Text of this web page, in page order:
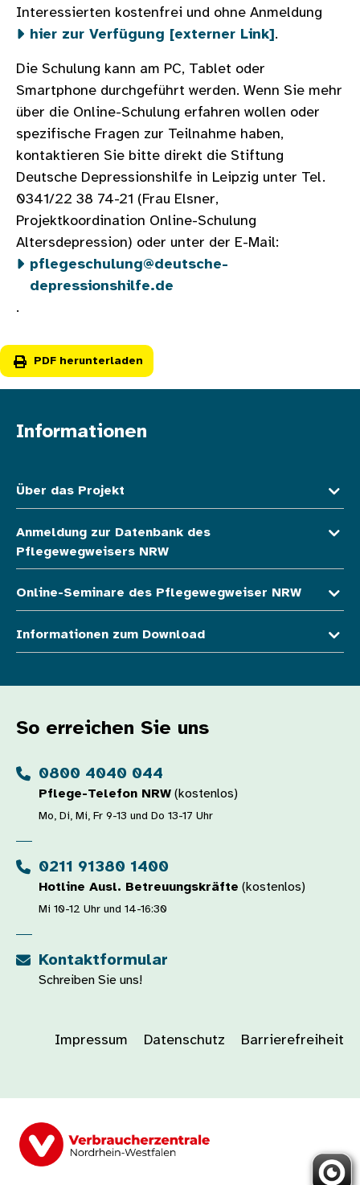
Interessierten kostenfrei und ohne Anmeldung
hier zur Verfügung [externer Link] .
Die Schulung kann am PC, Tablet oder
Smartphone durchgeführt werden. Wenn Sie mehr
über die Online-Schulung erfahren wollen oder
spezifische Fragen zur Teilnahme haben,
kontaktieren Sie bitte direkt die Stiftung
Deutsche Depressionshilfe in Leipzig unter Tel.
0341/22 38 74-21 (Frau Elsner,
Projektkoordination Online-Schulung
Altersdepression) oder unter der E-Mail:
pflegeschulung@deutsche-
depressionshilfe.de
.
PDF herunterladen
Informationen
Über das Projekt
Anmeldung zur Datenbank des
Pflegewegweisers NRW
Online-Seminare des Pflegewegweiser NRW
Informationen zum Download
So erreichen Sie uns
0800 4040 044
Pflege-Telefon NRW (kostenlos)
Mo, Di, Mi, Fr 9-13 und Do 13-17 Uhr
0211 91380 1400
Hotline Ausl. Betreuungskräfte (kostenlos)
Mi 10-12 Uhr und 14-16:30
Kontaktformular
Schreiben Sie uns!
Impressum Datenschutz Barrierefreiheit